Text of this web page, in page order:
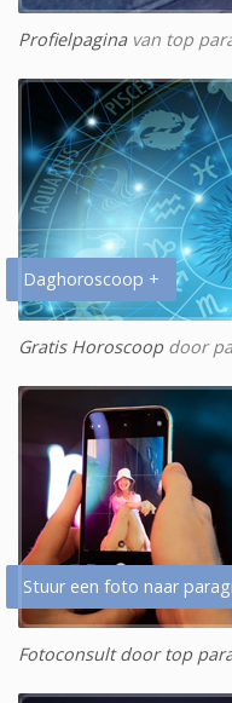
Profielpaginavan top
Daghoroscoop +
Gratis Horoscoopdoor
Stuur een foto naar
Fotoconsult door top